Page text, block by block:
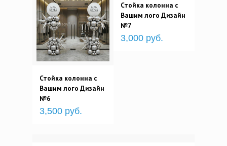
Стойка колонна с
Вашим лого Дизайн
№6
3,500 руб.
Стойка колонна с
Вашим лого Дизайн
№7
3,000 руб.